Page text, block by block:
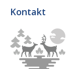
Kontakt